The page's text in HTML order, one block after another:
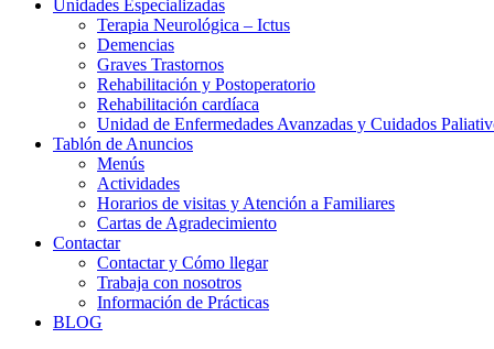
Unidades Especializadas
Terapia Neurológica – Ictus
Demencias
Graves Trastornos
Rehabilitación y Postoperatorio
Rehabilitación cardíaca
Unidad de Enfermedades Avanzadas y Cuidados
Tablón de Anuncios
Menús
Actividades
Horarios de visitas y Atención a Familiares
Cartas de Agradecimiento
Contactar
Contactar y Cómo llegar
Trabaja con nosotros
Información de Prácticas
BLOG